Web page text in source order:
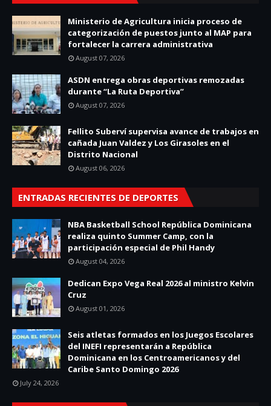
Ministerio de Agricultura inicia proceso de
categorización de puestos junto al MAP para
fortalecer la carrera administrativa
August 07, 2026
ASDN entrega obras deportivas remozadas
durante “La Ruta Deportiva”
August 07, 2026
Fellito Suberví supervisa avance de trabajos en
cañada Juan Valdez y Los Girasoles en el
Distrito Nacional
August 06, 2026
ENTRADAS RECIENTES DE DEPORTES
NBA Basketball School República Dominicana
realiza quinto Summer Camp, con la
participación especial de Phil Handy
August 04, 2026
Dedican Expo Vega Real 2026 al ministro Kelvin
Cruz
August 01, 2026
Seis atletas formados en los Juegos Escolares
del INEFI representarán a República
Dominicana en los Centroamericanos y del
Caribe Santo Domingo 2026
July 24, 2026